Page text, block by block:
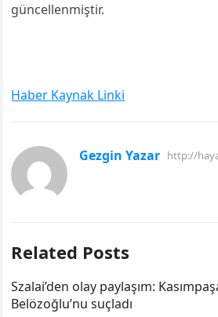
güncellenmiştir.
Haber Kaynak Linki
Gezgin Yazar http://
Related Posts
Szalai’den olay paylaşım:
Belözoğlu’nu suçladı